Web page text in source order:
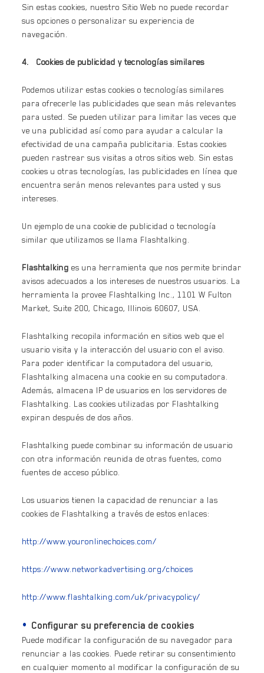
Sin estas cookies, nuestro Sitio Web no puede recordar
sus opciones o personalizar su experiencia de
navegación.
4. Cookies de publicidad y tecnologías similares
Podemos utilizar estas cookies o tecnologías similares
para ofrecerle las publicidades que sean más relevantes
para usted. Se pueden utilizar para limitar las veces que
ve una publicidad así como para ayudar a calcular la
efectividad de una campaña publicitaria. Estas cookies
pueden rastrear sus visitas a otros sitios web. Sin estas
cookies u otras tecnologías, las publicidades en línea que
encuentra serán menos relevantes para usted y sus
intereses.
Un ejemplo de una cookie de publicidad o tecnología
similar que utilizamos se llama Flashtalking.
Flashtalkinges una herramienta que nos permite brindar
avisos adecuados a los intereses de nuestros usuarios. La
herramienta la provee Flashtalking Inc., 1101 W Fulton
Market, Suite 200, Chicago, Illinois 60607, USA.
Flashtalking recopila información en sitios web que el
usuario visita y la interacción del usuario con el aviso.
Para poder identificar la computadora del usuario,
Flashtalking almacena una cookie en su computadora.
Además, almacena IP de usuarios en los servidores de
Flashtalking. Las cookies utilizadas por Flashtalking
expiran después de dos años.
Flashtalking puede combinar su información de usuario
con otra información reunida de otras fuentes, como
fuentes de acceso público.
Los usuarios tienen la capacidad de renunciar a las
cookies de Flashtalking a través de estos enlaces:
http://www.youronlinechoices.com/
https://www.networkadvertising.org/choices
http://www.flashtalking.com/uk/privacypolicy/
Configurar su preferencia de cookies
Puede modificar la configuración de su navegador para
renunciar a las cookies. Puede retirar su consentimiento
en cualquier momento al modificar la configuración de su